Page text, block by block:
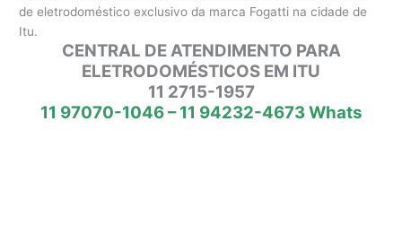
de eletrodoméstico exclusivo da marca Fogatti na cidade de
Itu.
CENTRAL DE ATENDIMENTO PARA
ELETRODOMÉSTICOS EM ITU
11 2715-1957
11 97070-1046 – 11 94232-4673 Whats